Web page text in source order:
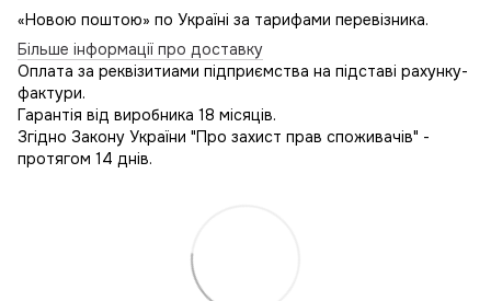
«Новою поштою» по Україні за тарифами перевізника.
Більше інформації про доставку
Оплата за реквізитиами підприємства на підставі рахунку-
фактури.
Гарантія від виробника 18 місяців.
Згідно Закону України "Про захист прав споживачів" -
протягом 14 днів.